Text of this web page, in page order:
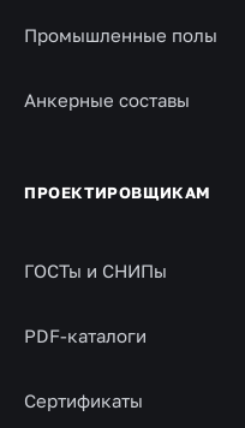
Промышленные полы
Анкерные составы
ПРОЕКТИРОВЩИКАМ
ГОСТы и СНИПы
PDF-каталоги
Сертификаты